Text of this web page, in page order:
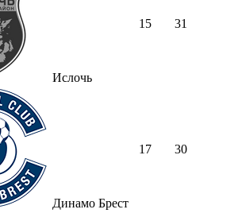
Ислочь
15 31
Динамо Брест
17 30